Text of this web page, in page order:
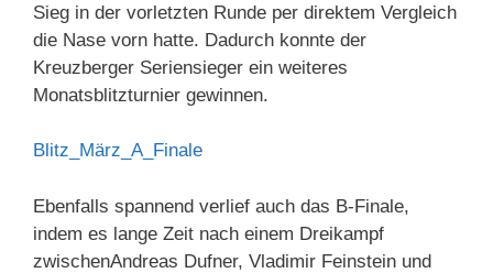
Sieg in der vorletzten Runde per direktem Vergleich
die Nase vorn hatte. Dadurch konnte der
Kreuzberger Seriensieger ein weiteres
Monatsblitzturnier gewinnen.
Blitz_März_A_Finale
Ebenfalls spannend verlief auch das B-Finale,
indem es lange Zeit nach einem Dreikampf
zwischenAndreas Dufner, Vladimir Feinstein und